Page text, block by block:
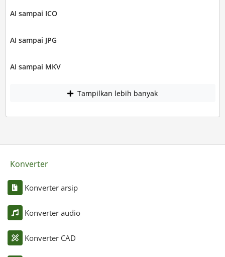
AI sampai ICO
AI sampai JPG
AI sampai MKV
Tampilkan lebih banyak
Konverter
Konverter arsip
Konverter audio
Konverter CAD